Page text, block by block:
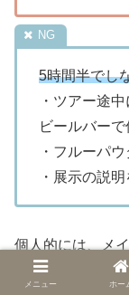
5時間半でし
・ツアー途
ビールバーで
・フルーパ
・展示の説
個人的には、メ
さん回れたなと
メニュー ホー